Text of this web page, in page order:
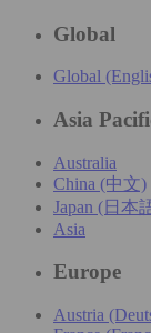
Global
Global
Asia
Australia
China (中文)
Japan (日本
Asia
Europe
Austria